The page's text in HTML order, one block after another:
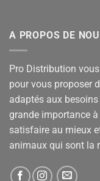
A PROPOS DE
Pro Distribution
pour vous proposer
adaptés aux
grande importance
satisfaire au mieux
animaux qui sont la